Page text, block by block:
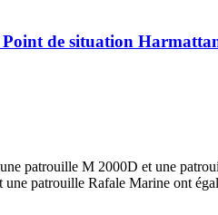
de situation
patrouille M 2000D et une
patrouille Rafale Marine ont